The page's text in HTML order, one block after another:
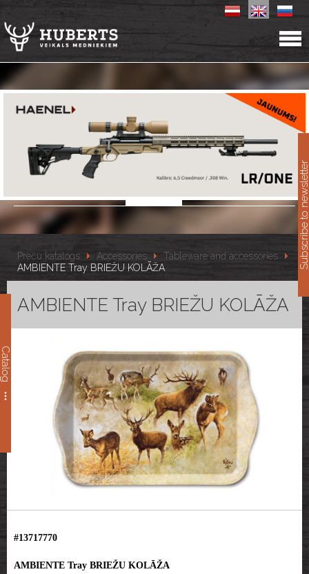
Catalog
Preču katalogs Accessories
Tableware and accessories
AMBIENTE Tray BRIEŽU KOLĀŽA
AMBIENTE Tray BRIEŽU KOLĀŽA
#13717770
AMBIENTE Tray BRIEŽU KOLĀŽA
Subscribe